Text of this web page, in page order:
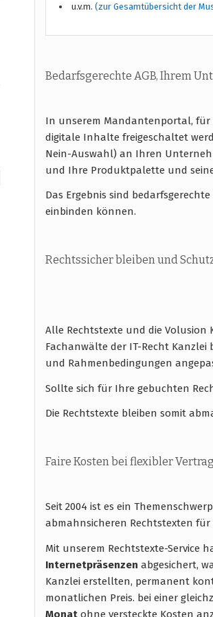
u.v.m.(zur Gesamtübersicht der
Bedarfsgerechte AGB, Ihrem
In unserem Mandantenportal, für
digitale Inhalte freigeschaltet
Nein-Auswahl) an Ihren
und Ihre Produktpalette und
Das Ergebnis sind
einbinden können.
Rechtssicher bleiben und
Alle Rechtstexte und die
Fachanwälte der IT-Recht
und Rahmenbedingungen
Sollte sich für Ihre gebuchten
Die Rechtstexte bleiben somit
Faire Kosten bei flexibler
Seit 2004 ist es ein
abmahnsicheren Rechtstexten
Mit unserem Rechtstexte-Service
Internetpräsenzen abgesichert,
Kanzlei erstellten, permanent
monatlichen Preis. bei einer
Monatohne versteckte Kosten